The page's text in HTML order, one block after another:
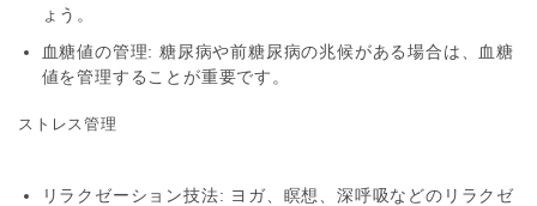
ょう。
血糖値の管理: 糖尿病や前糖尿病の兆候がある場合は、血糖
値を管理することが重要です。
ストレス管理
リラクゼーション技法: ヨガ、瞑想、深呼吸などのリラクゼ